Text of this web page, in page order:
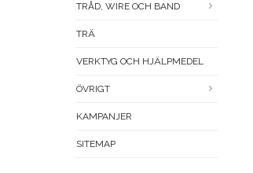
TRÅD, WIRE OCH BAND
TRÄ
VERKTYG OCH HJÄLPMEDEL
ÖVRIGT
KAMPANJER
SITEMAP